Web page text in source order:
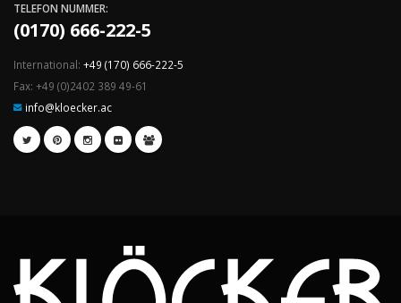
TELEFON NUMMER:
(0170) 666-222-5
International: +49 (170) 666-222-5
Fax: +49 (0)2402 389 49-61
info@kloecker.ac